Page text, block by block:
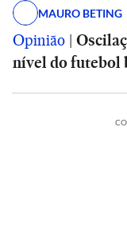
MAURO BETING
Opinião |
nível do futebol